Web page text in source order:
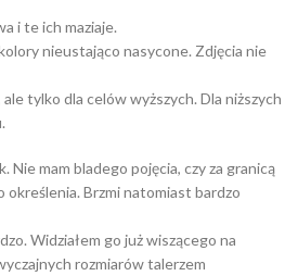
i te ich maziaje.
nieustająco nasycone. Zdjęcia nie
ale tylko dla celów wyższych. Dla niższych
Nie mam bladego pojęcia, czy za granicą
Brzmi natomiast bardzo
Widziałem go już wiszącego na
rozmiarów talerzem